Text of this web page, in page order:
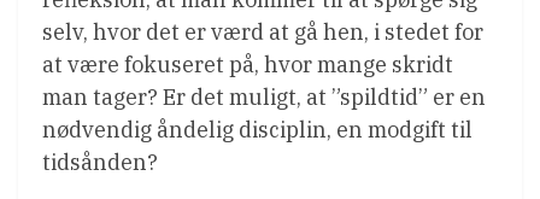
selv, hvor det er værd at gå hen, i stedet for
at være fokuseret på, hvor mange skridt
man tager? Er det muligt, at ”spildtid” er en
nødvendig åndelig disciplin, en modgift til
tidsånden?